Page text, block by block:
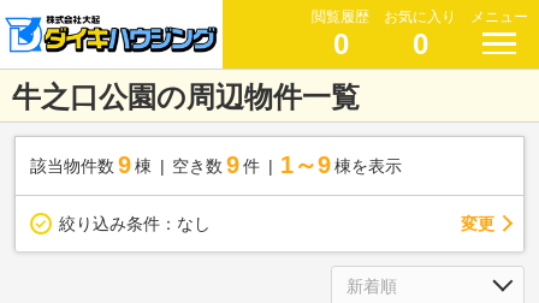
閲覧履歴
0
お気に入り
0
メニュー
牛之口公園の周辺物件一覧
該当物件数 9棟 空き数 9 件 1～9 棟を表示
絞り込み条件： なし 変更